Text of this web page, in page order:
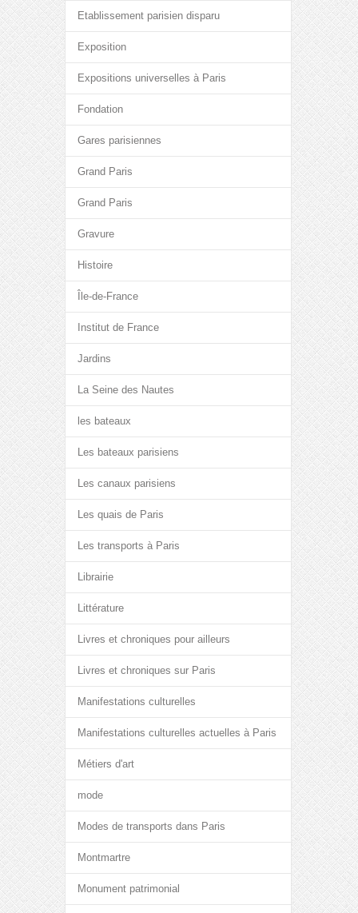
Etablissement parisien disparu
Exposition
Expositions universelles à Paris
Fondation
Gares parisiennes
Grand Paris
Grand Paris
Gravure
Histoire
Île-de-France
Institut de France
Jardins
La Seine des Nautes
les bateaux
Les bateaux parisiens
Les canaux parisiens
Les quais de Paris
Les transports à Paris
Librairie
Littérature
Livres et chroniques pour ailleurs
Livres et chroniques sur Paris
Manifestations culturelles
Manifestations culturelles actuelles à Paris
Métiers d'art
mode
Modes de transports dans Paris
Montmartre
Monument patrimonial